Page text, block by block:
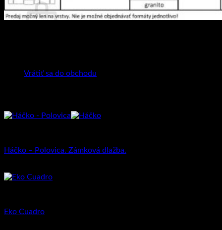
Vrátiť sa do obchodu
Háčko – Polovica. Zámková dlažba.
Eko Cuadro